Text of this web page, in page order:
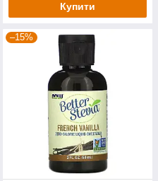
Купити
–15%